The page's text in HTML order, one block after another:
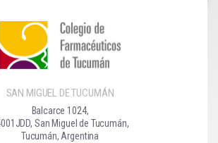
SAN MIGUEL DE TUCUMÁN
Balcarce 1024,
San Miguel de Tucumán,
Tucumán, Argentina